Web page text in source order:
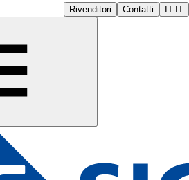
Rivenditori Contatti IT-IT